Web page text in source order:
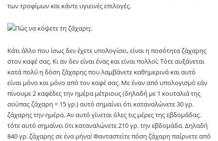
των τροφίμων και κάντε υγιεινές επιλογές.
Κάτι άλλο που ίσως δεν έχετε υπολογίσει, είναι η ποσότητα ζάχαρης
στον καφέ σας. Κι αν δεν είναι ένας και είναι πολλοί; Τότε αυξάνεται
κατά πολύ η δόση ζάχαρης που λαμβάνετε καθημερινά και αυτό
είναι μόνο και μόνο από τον καφέ σας. Με έναν από υπολογισμό εάν
πίνουμε 2 καφέδες την ημέρα μέτριους (δηλαδή με 1 κουταλιά της
σούπας ζάχαρη = 15 γρ.) αυτό σημαίνει ότι καταναλώνετε 30 γρ.
ζάχαρης την ημέρα. Αν αυτό γίνεται όλες τις μέρες της εβδομάδας.
τότε αυτό σημαίνει ότι καταναλώνετε 210 γρ. την εβδομάδα. Δηλαδή
840 γρ. ζάχαρης σε ένα μήνα! Φανταστείτε πόση ζάχαρη παίρνετε από